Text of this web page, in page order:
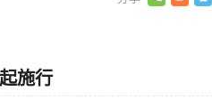
施行